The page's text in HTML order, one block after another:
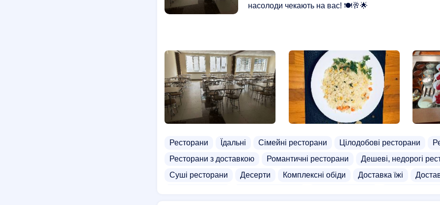
насолоди чекають на вас! 🍽️🥂🌟
Ресторани Їдальні Сімейні ресторани Цілодобові ресторани
Ресторани з доставкою
Романтичні ресторани Дешеві, недорогі
Суші ресторани
Десерти Комплексні обіди Доставка їжі